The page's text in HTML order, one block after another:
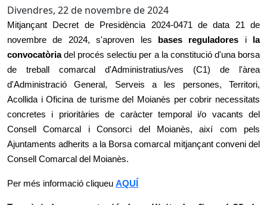
Divendres, 22 de novembre de 2024
Mitjançant Decret de Presidència 2024-0471 de data 21 de
novembre de 2024, s'aproven les
bases reguladores i
la
convocatòriadel procés selectiu per a la constitució d'una borsa
de treball comarcal d'Administratius/ves (C1) de l'àrea
d'Administració General, Serveis a les persones, Territori,
Acollida i Oficina de turisme del Moianès per cobrir necessitats
concretes i prioritàries de caràcter temporal i/o vacants del
Consell Comarcal i Consorci del Moianès, així com pels
Ajuntaments adherits a la Borsa comarcal mitjançant conveni del
Consell Comarcal del Moianès.
Per més informació cliqueu AQUÍ